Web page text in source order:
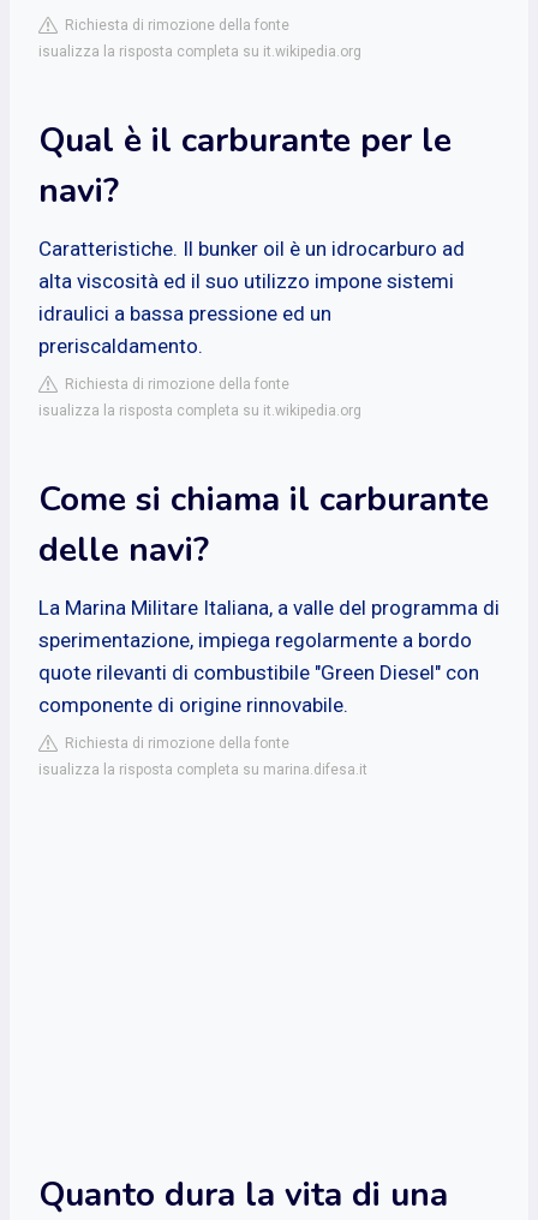
Richiesta di rimozione della fonte
isualizza la risposta completa su it.wikipedia.org
Qual è il carburante per le
navi?
Caratteristiche. Il bunker oil è un idrocarburo ad
alta viscosità ed il suo utilizzo impone sistemi
idraulici a bassa pressione ed un
preriscaldamento.
Richiesta di rimozione della fonte
isualizza la risposta completa su it.wikipedia.org
Come si chiama il carburante
delle navi?
La Marina Militare Italiana, a valle del programma di
sperimentazione, impiega regolarmente a bordo
quote rilevanti di combustibile "Green Diesel" con
componente di origine rinnovabile.
Richiesta di rimozione della fonte
isualizza la risposta completa su marina.difesa.it
Quanto dura la vita di una